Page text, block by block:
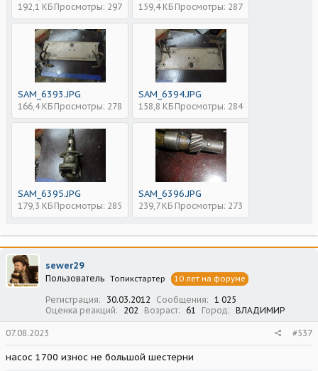
192,1 КБ Просмотры: 297 159,4 КБ Просмотры: 287
SAM_6393.JPG
166,4 КБ Просмотры: 278
SAM_6394.JPG
158,8 КБ Просмотры: 284
SAM_6395.JPG
179,3 КБ Просмотры: 285
SAM_6396.JPG
239,7 КБ Просмотры: 273
sewer29
Пользователь Топикстартер 10 лет на форуме
Регистрация 30.03.2012 Сообщения
1 025
Оценка реакций
202 Возраст 61 Город ВЛАДИМИР
07.08.2023 #537
насос 1700 износ не большой шестерни